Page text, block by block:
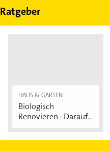
Ratgeber
HAUS & GARTEN
Biologisch
Renovieren - Darauf...